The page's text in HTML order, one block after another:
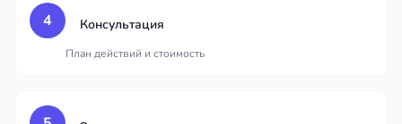
4 Консультация
План действий и стоимость